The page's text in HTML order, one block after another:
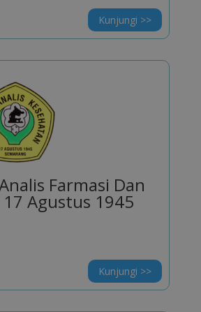
Kunjungi >>
Farmasi Dan
Agustus 1945
Kunjungi >>